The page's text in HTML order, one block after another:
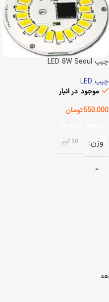
چیپ LED 8W Seoul
چیپ LED
موجود در انبار
550.000تومان
وزن 50 گرم
رنگ